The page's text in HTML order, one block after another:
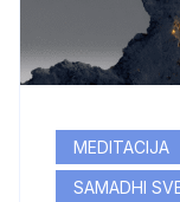
MEDITACIJA
SAMADHI